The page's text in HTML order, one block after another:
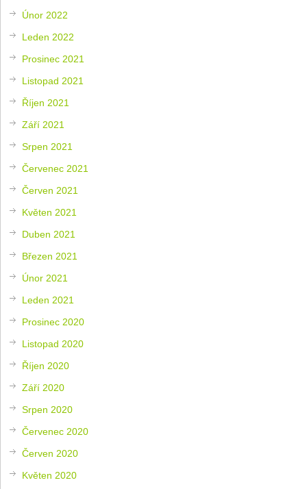
Únor 2022
Leden 2022
Prosinec 2021
Listopad 2021
Říjen 2021
Září 2021
Srpen 2021
Červenec 2021
Červen 2021
Květen 2021
Duben 2021
Březen 2021
Únor 2021
Leden 2021
Prosinec 2020
Listopad 2020
Říjen 2020
Září 2020
Srpen 2020
Červenec 2020
Červen 2020
Květen 2020